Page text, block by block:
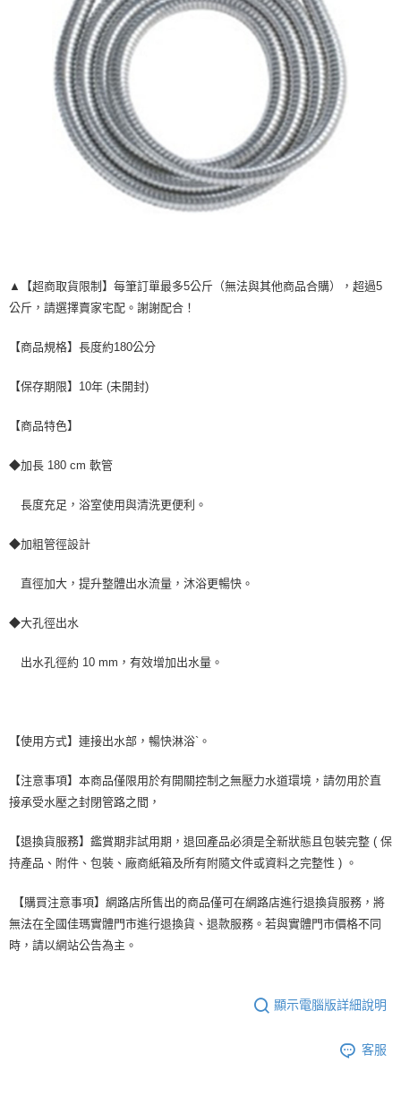
▲【超商取貨限制】每筆訂單最多5公斤（無法與其他商品合購），超過5
公斤，請選擇賣家宅配。謝謝配合！
【商品規格】長度約180公分
【保存期限】10年 (未開封)
【商品特色】
◆加長 180 cm 軟管
長度充足，浴室使用與清洗更便利。
◆加粗管徑設計
直徑加大，提升整體出水流量，沐浴更暢快。
◆大孔徑出水
出水孔徑約 10 mm，有效增加出水量。
【使用方式】連接出水部，暢快淋浴`。
【注意事項】本商品僅限用於有開關控制之無壓力水道環境，請勿用於直
接承受水壓之封閉管路之間，
【退換貨服務】鑑賞期非試用期，退回產品必須是全新狀態且包裝完整 ( 保
持產品、附件、包裝、廠商紙箱及所有附隨文件或資料之完整性 ) 。
【購買注意事項】網路店所售出的商品僅可在網路店進行退換貨服務，將
無法在全國佳瑪實體門市進行退換貨、退款服務。若與實體門市價格不同
時，請以網站公告為主。
顯示電腦版詳細說明
客服